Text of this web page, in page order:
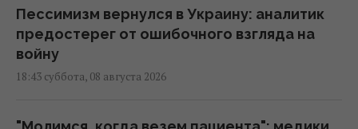
Пессимизм вернулся в Украину: аналитик
предостерег от ошибочного взгляда на
войну
18:43 суббота, 08 августа 2026